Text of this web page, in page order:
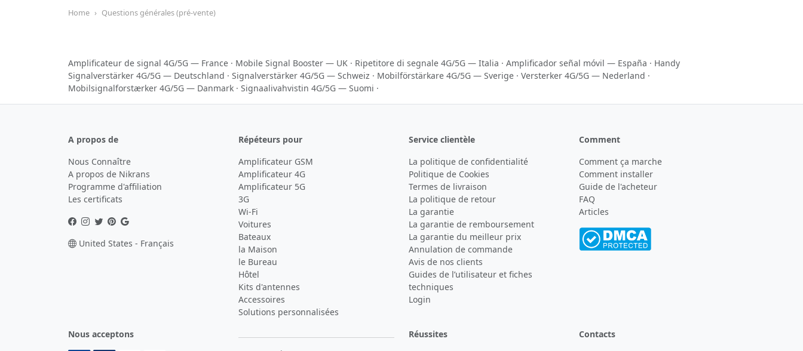
Home Questions générales (pré-vente)
Amplificateur de signal 4G/5G — France · Mobile Signal Booster — UK · Ripetitore di segnale 4G/5G — Italia · Amplificador señal móvil — España · Handy
Signalverstärker 4G/5G — Deutschland · Signalverstärker 4G/5G — Schweiz · Mobilförstärkare 4G/5G — Sverige · Versterker 4G/5G — Nederland ·
Mobilsignalforstærker 4G/5G — Danmark · Signaalivahvistin 4G/5G — Suomi ·
A propos de
Nous Connaître
A propos de Nikrans
Programme d'affiliation
Les certificats
United States - Français
Répéteurs pour
Amplificateur GSM
Amplificateur 4G
Amplificateur 5G
3G
Wi-Fi
Voitures
Bateaux
la Maison
le Bureau
Hôtel
Kits d'antennes
Accessoires
Solutions personnalisées
Service clientèle
La politique de confidentialité
Politique de Cookies
Termes de livraison
La politique de retour
La garantie
La garantie de remboursement
La garantie du meilleur prix
Annulation de commande
Avis de nos clients
Guides de l’utilisateur et fiches
techniques
Login
Comment
Comment ça marche
Comment installer
Guide de l'acheteur
FAQ
Articles
Nous acceptons
Réussites
Contacts